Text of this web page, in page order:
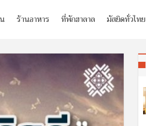
ร้านอาหาร ที่พักฮาลาล มัสยิดทั่วไทย